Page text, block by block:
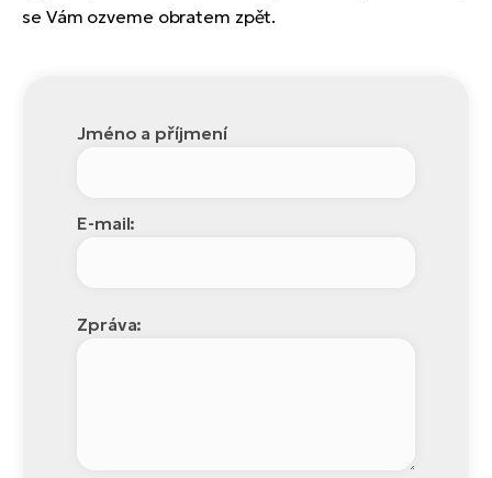
se Vám ozveme obratem zpět.
Jméno a příjmení
E-mail:
Zpráva: